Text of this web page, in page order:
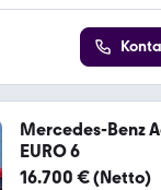
Mercedes-Benz
EURO 6
16.700 € (Netto)